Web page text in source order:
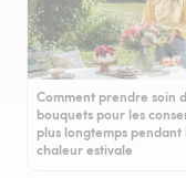
Comment prendre soin
bouquets pour les
plus longtemps pendant
chaleur estivale